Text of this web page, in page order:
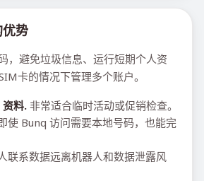
势
，避免垃圾信息、运行短期个人资
卡的情况下管理多个账户。
料.非常适合临时活动或促销检查。
使 Bunq 访问需要本地号码，也能完
联系数据远离机器人和数据泄露风